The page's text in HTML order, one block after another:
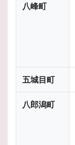
八峰町
五城目町
八郎潟町